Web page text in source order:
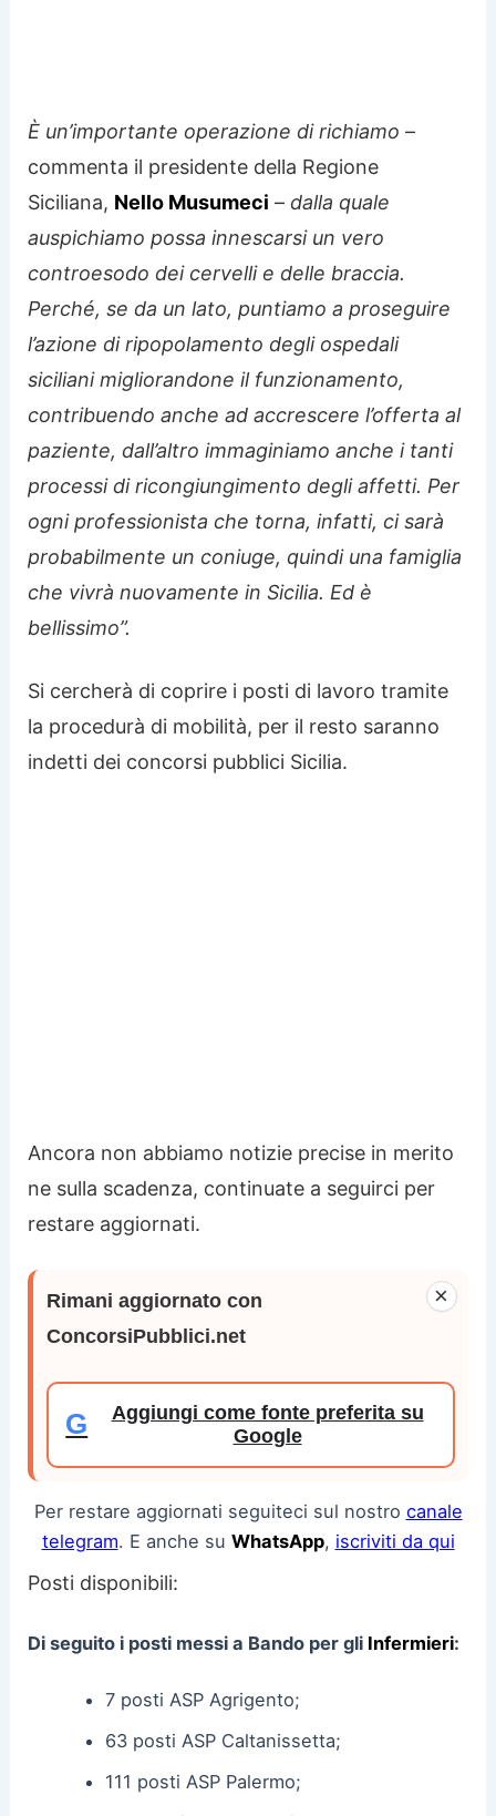
È un’importante operazione di richiamo –
commenta il presidente della Regione
Siciliana, Nello Musumeci –dalla quale
auspichiamo possa innescarsi un vero
controesodo dei cervelli e delle braccia.
Perché, se da un lato, puntiamo a proseguire
l’azione di ripopolamento degli ospedali
siciliani migliorandone il funzionamento,
contribuendo anche ad accrescere l’offerta al
paziente, dall’altro immaginiamo anche i tanti
processi di ricongiungimento degli affetti. Per
ogni professionista che torna, infatti, ci sarà
probabilmente un coniuge, quindi una famiglia
che vivrà nuovamente in Sicilia. Ed è
bellissimo”.
Si cercherà di coprire i posti di lavoro tramite
la procedurà di mobilità, per il resto saranno
indetti dei concorsi pubblici Sicilia.
Ancora non abbiamo notizie precise in merito
ne sulla scadenza, continuate a seguirci per
restare aggiornati.
×
Rimani aggiornato con
ConcorsiPubblici.net
G
Aggiungi come fonte preferita su
Google
Per restare aggiornati seguiteci sul nostro canale
telegram. E anche su WhatsApp, iscriviti da qui
Posti disponibili:
Di seguito i posti messi a Bando per gli Infermieri:
7 posti ASP Agrigento;
63 posti ASP Caltanissetta;
111 posti ASP Palermo;